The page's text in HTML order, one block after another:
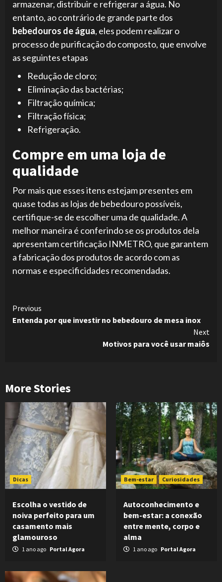
armazenar, distribuir e refrigerar a água. No
entanto, ao contrário de grande parte dos
bebedouros de água, eles podem realizar o
processo de purificação do composto, que envolve
as seguintes etapas
Redução de cloro;
Eliminação das bactérias;
Filtração química;
Filtração física;
Refrigeração.
Compre em uma loja de
qualidade
Por mais que esses itens estejam presentes em
quase todas as lojas de bebedouro possíveis,
certifique-se de escolher uma de qualidade. A
melhor maneira é conferindo se os produtos dela
apresentam certificação INMETRO, que garantem
a fabricação dos produtos de acordo com as
normas e especificidades recomendadas.
Continue
Reading
Previous
Entenda por que investir no bebedouro de mesa inox
Next
Motivos para você usar maiôs
More Stories
Dicas
Escolha o vestido de
noiva perfeito para um
casamento mais
glamouroso
1 ano ago Portal Agora
Bem-estar Curiosidades
Autoconhecimento e
bem-estar: a conexão
entre mente, corpo e
alma
1 ano ago Portal Agora